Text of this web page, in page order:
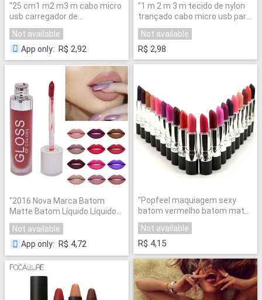
"25 cm1 m2 m3 m cabo micro
usb carregador de
sincronização de dados cabo
de nylon usb para android
telefone inteligente para
tablet pc"
Not available
App only: R$ 2,92
"2016 Nova Marca Batom
Matte Batom Líquido Líquido
de Longa Duração Nua
Comigo"
Not available
App only: R$ 4,72
"1 m 2 m 3 m tecido de nylon
trançado cabo micro usb para
samsung galaxy HTC Xiaomi
nota rápido Carregamento
Microusb Cabo Mini
Carregador USB"
Not available
R$ 2,98
"Popfeel maquiagem sexy
batom vermelho batom matte
20 cores lote de longa
duração à prova d' água
batom nude batom mate
velve bd001"
Not available
R$ 4,15